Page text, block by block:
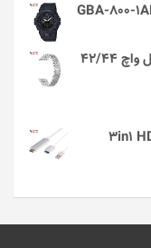
بند طرح Diamond کد i1012 مناسب برای اپل واچ 42/44